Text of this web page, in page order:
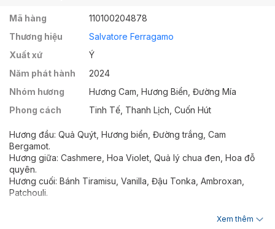
Mã hàng
110100204878
Thương hiệu
Salvatore Ferragamo
Xuất xứ
Ý
Năm phát hành
2024
Nhóm hương
Hương Cam, Hương Biển, Đường Mía
Phong cách
Tinh Tế, Thanh Lịch, Cuốn Hút
Hương đầu: Quả Quýt, Hương biển, Đường trắng, Cam
Bergamot.
Hương giữa: Cashmere, Hoa Violet, Quả lý chua đen, Hoa đỗ
quyên.
Hương cuối: Bánh Tiramisu, Vanilla, Đậu Tonka, Ambroxan,
Patchouli.
Xem thêm